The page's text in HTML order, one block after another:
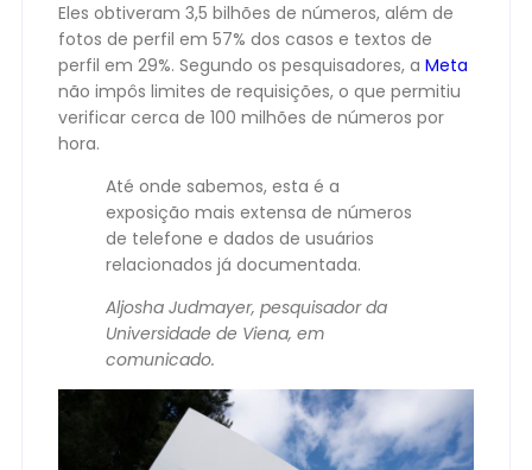
Eles obtiveram 3,5 bilhões de números, além de
fotos de perfil em 57% dos casos e textos de
perfil em 29%. Segundo os pesquisadores, a Meta
não impôs limites de requisições, o que permitiu
verificar cerca de 100 milhões de números por
hora.
Até onde sabemos, esta é a
exposição mais extensa de números
de telefone e dados de usuários
relacionados já documentada.
Aljosha Judmayer, pesquisador da
Universidade de Viena, em
comunicado.